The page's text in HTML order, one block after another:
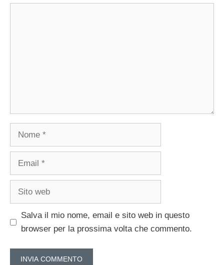
Nome
Email
Sito
Salva il mio nome, email e sito web in questo
browser per la prossima volta che commento.